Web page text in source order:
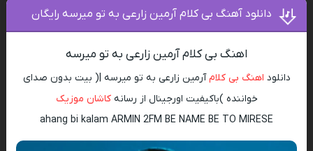
دانلود آهنگ بی کلام آرمین زارعی به تو میرسه رایگان
اهنگ بی کلام آرمین زارعی به تو میرسه
دانلود اهنگ بی کلامآرمین زارعی به تو میرسه |( بیت بدون صدای
خواننده )باکیفیت اورجینال از رسانهکاشان موزیک
ahang bi kalam ARMIN 2FM BE NAME BE TO MIRESE